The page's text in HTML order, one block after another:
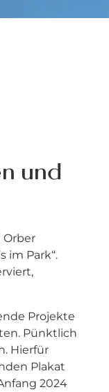
und
Orber
im Park“.
Projekte
Pünktlich
Hierfür
Plakat
2024